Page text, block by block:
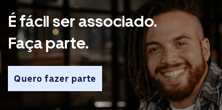
É fácil ser associado.
Faça parte.
Quero fazer parte